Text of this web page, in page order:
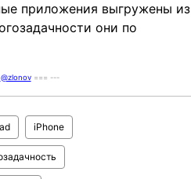
приложения выгружены из
они по
@zlonov=== ---
iPhone